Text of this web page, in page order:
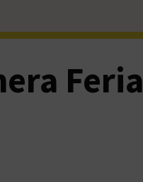
Feria